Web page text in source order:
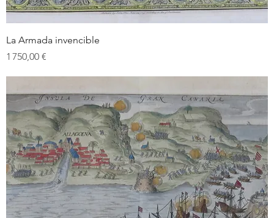
La Armada invencible
Prix
1 750,00 €